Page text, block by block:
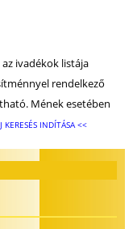
ivadékok listája
rendelkező
Mének esetében
KERESÉS INDÍTÁSA <<